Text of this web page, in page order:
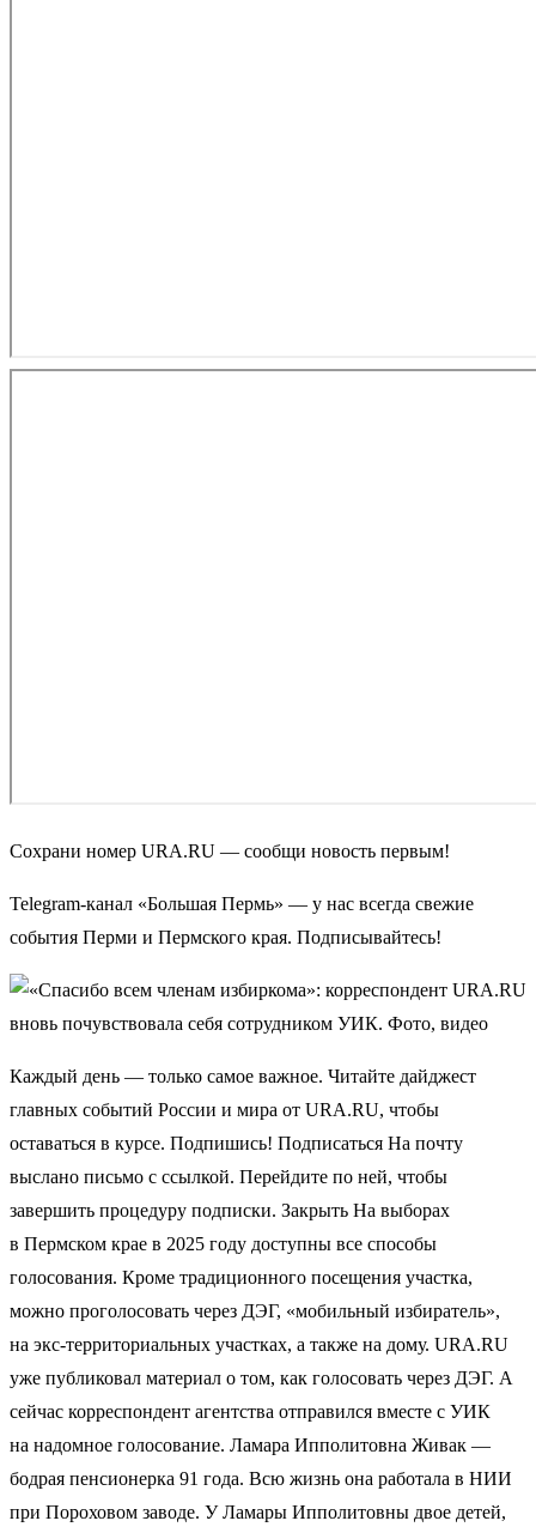
Сохрани номер URA.RU — сообщи новость первым!
Telegram-канал «Большая Пермь» — у нас всегда свежие
события Перми и Пермского края. Подписывайтесь!
Каждый день — только самое важное. Читайте дайджест
главных событий России и мира от URA.RU, чтобы
оставаться в курсе. Подпишись! Подписаться На почту
выслано письмо с ссылкой. Перейдите по ней, чтобы
завершить процедуру подписки. Закрыть На выборах
в Пермском крае в 2025 году доступны все способы
голосования. Кроме традиционного посещения участка,
можно проголосовать через ДЭГ, «мобильный избиратель»,
на экс-территориальных участках, а также на дому. URA.RU
уже публиковал материал о том, как голосовать через ДЭГ. А
сейчас корреспондент агентства отправился вместе с УИК
на надомное голосование. Ламара Ипполитовна Живак —
бодрая пенсионерка 91 года. Всю жизнь она работала в НИИ
при Пороховом заводе. У Ламары Ипполитовны двое детей,